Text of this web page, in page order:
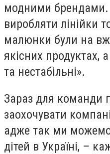
модними
виробляти лінійки
малюнки були на
якісних продуктах,
та нестабільні».
Зараз для команди
заохочувати
адже так ми
дітей в Україні, –